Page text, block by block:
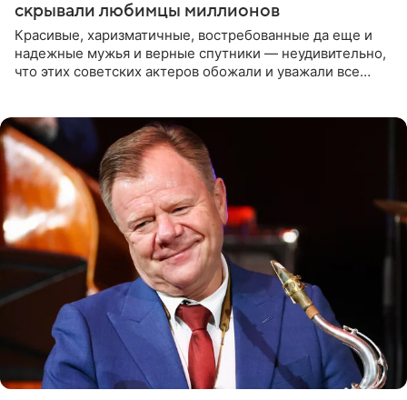
скрывали любимцы миллионов
Красивые, харизматичные, востребованные да еще и
надежные мужья и верные спутники — неудивительно,
что этих советских актеров обожали и уважали все